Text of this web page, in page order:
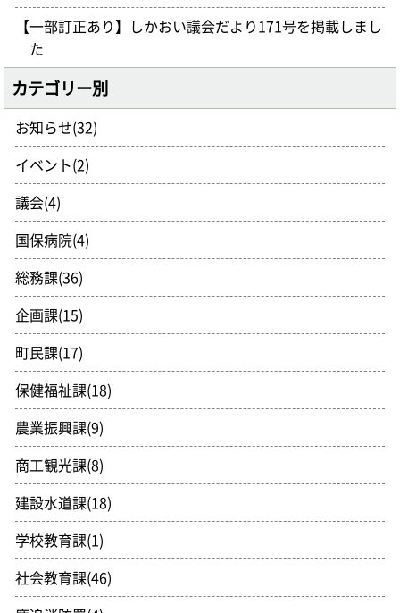
【一部訂正あり】しかおい議会だより171号を掲載しまし
た
カテゴリー別
お知らせ(32)
イベント(2)
議会(4)
国保病院(4)
総務課(36)
企画課(15)
町民課(17)
保健福祉課(18)
農業振興課(9)
商工観光課(8)
建設水道課(18)
学校教育課(1)
社会教育課(46)